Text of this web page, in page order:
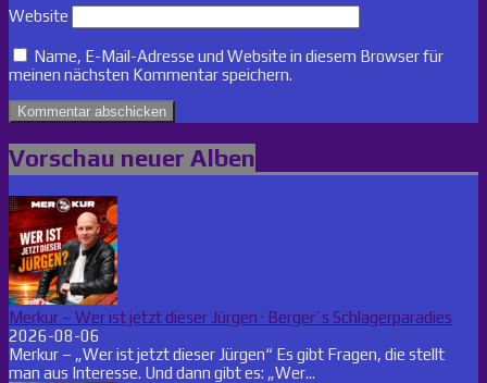
Website
Name, E-Mail-Adresse und Website in diesem Browser für
meinen nächsten Kommentar speichern.
Vorschau neuer Alben
Merkur – Wer ist jetzt dieser Jürgen · Berger´s Schlagerparadies
2026-08-06
Merkur – „Wer ist jetzt dieser Jürgen“ Es gibt Fragen, die stellt
man aus Interesse. Und dann gibt es: „Wer...